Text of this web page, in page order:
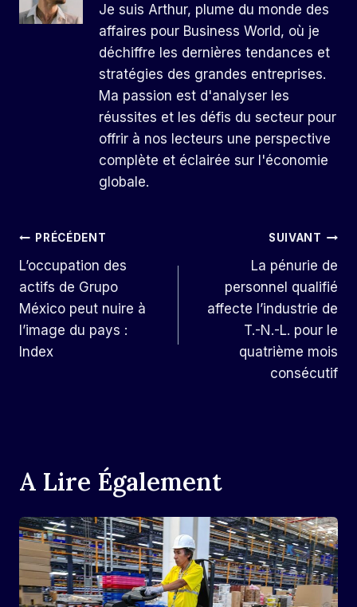
Je suis Arthur, plume du monde des
affaires pour Business World, où je
déchiffre les dernières tendances et
stratégies des grandes entreprises.
Ma passion est d'analyser les
réussites et les défis du secteur pour
offrir à nos lecteurs une perspective
complète et éclairée sur l'économie
globale.
Navigation
De
L’article
PRÉCÉDENT
L’occupation des
actifs de Grupo
México peut nuire à
l’image du pays :
Index
SUIVANT
La pénurie de
personnel qualifié
affecte l’industrie de
T.-N.-L. pour le
quatrième mois
consécutif
A Lire Également